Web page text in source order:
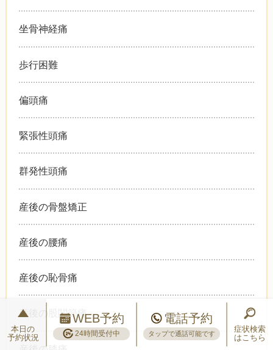
坐骨神経痛
歩行困難
偏頭痛
緊張性頭痛
群発性頭痛
産後の骨盤矯正
産後の腰痛
産後の恥骨痛
産後の股関節痛
本日の
予約状況
WEB予約
24時間受付中
電話予約
タップで通話可能です
症状検索
はこちら